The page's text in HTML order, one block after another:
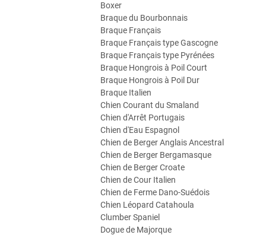
Boxer
Braque du Bourbonnais
Braque Français
Braque Français type Gascogne
Braque Français type Pyrénées
Braque Hongrois à Poil Court
Braque Hongrois à Poil Dur
Braque Italien
Chien Courant du Smaland
Chien d'Arrêt Portugais
Chien d'Eau Espagnol
Chien de Berger Anglais Ancestral
Chien de Berger Bergamasque
Chien de Berger Croate
Chien de Cour Italien
Chien de Ferme Dano-Suédois
Chien Léopard Catahoula
Clumber Spaniel
Dogue de Majorque